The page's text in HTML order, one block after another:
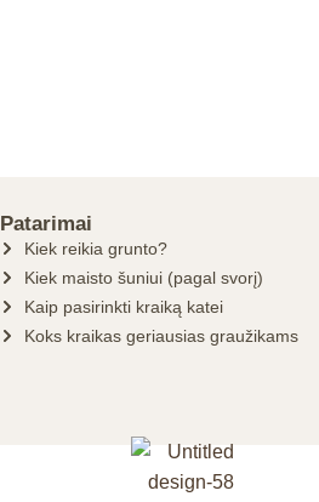
Patarimai
Kiek reikia grunto?
Kiek maisto šuniui (pagal svorį)
Kaip pasirinkti kraiką katei
Koks kraikas geriausias graužikams